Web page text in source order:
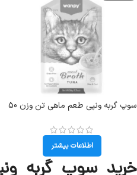
سوپ گربه ونپی طعم ماهی تن وزن 50
اطلاعات بیشتر
خرید سوپ گربه